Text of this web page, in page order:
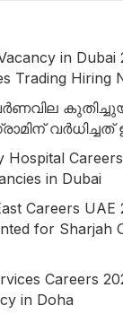
in Dubai
Trading Hiring
Hospital
in Dubai
Careers UAE
for Sharjah
Careers
in Doha